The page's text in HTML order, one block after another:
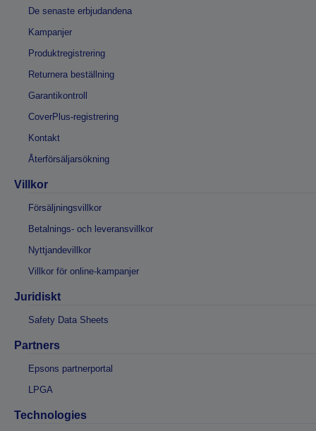
De senaste erbjudandena
Kampanjer
Produktregistrering
Returnera beställning
Garantikontroll
CoverPlus-registrering
Kontakt
Återförsäljarsökning
Villkor
Försäljningsvillkor
Betalnings- och leveransvillkor
Nyttjandevillkor
Villkor för online-kampanjer
Juridiskt
Safety Data Sheets
Partners
Epsons partnerportal
LPGA
Technologies